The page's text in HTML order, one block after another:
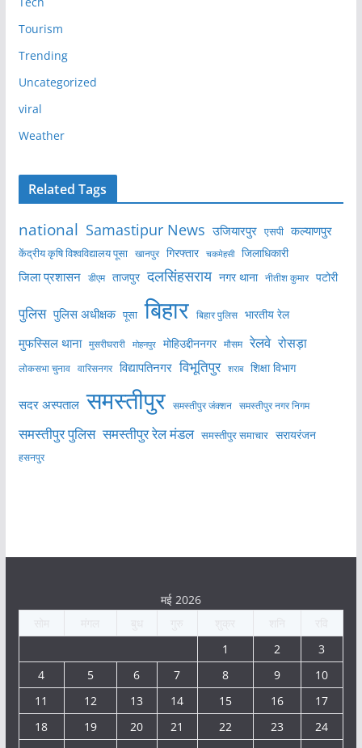
Tourism
Trending
Uncategorized
viral
Weather
Related Tags
national Samastipur News उजियारपुर एसपी कल्याणपुर
केंद्रीय कृषि विश्वविद्यालय पूसा खानपुर गिरफ्तार चकमेहसी जिलाधिकारी
जिला प्रशासन डीएम ताजपुर दलसिंहसराय नगर थाना नीतीश कुमार पटोरी
पुलिस पुलिस अधीक्षक पूसा बिहार बिहार पुलिस भारतीय रेल
मुफस्सिल थाना मुसरीघरारी मोहनपुर मोहिउद्दीननगर मौसम रेलवे रोसड़ा
लोकसभा चुनाव वारिसनगर विद्यापतिनगर विभूतिपुर शराब शिक्षा विभाग
सदर अस्पताल समस्तीपुर समस्तीपुर जंक्शन समस्तीपुर नगर निगम
समस्तीपुर पुलिस समस्तीपुर रेल मंडल समस्तीपुर समाचार सरायरंजन
हसनपुर
मई 2026
1
2
3
4
5 6 7 8 9
10
11
12 13 14 15 16
17
18
19 20 21 22 23
24